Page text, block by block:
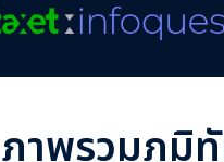
ภาพรวมภูมิ